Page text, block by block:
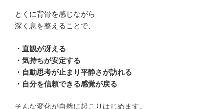
とくに背骨を感じながら
深く息を整えることで、
・直観が冴える
・気持ちが安定する
・自動思考が止まり平静さが訪れる
・自分を信頼できる感覚が戻る
そんな変化が自然に起こりはじめます。